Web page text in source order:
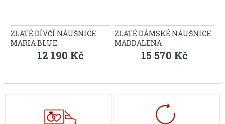
ZLATÉ DÍVČÍ NÁUŠNICE
MARIA BLUE
12 190 Kč
ZLATÉ DÁMSKÉ NÁUŠNICE
MADDALENA
15 570 Kč